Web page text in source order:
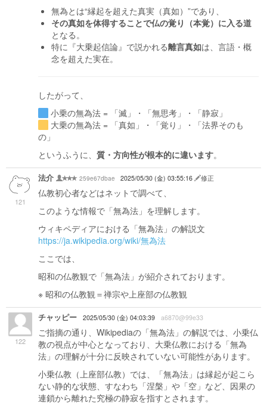
無為とは“縁起を超えた真実（真如）”であり、
その真如を体得することで仏の覚り（本覚）に入る道
となる。
特に『大乗起信論』で説かれる離言真如は、言語・概
念を超えた実在。
したがって、
小乗の無為法 = 「滅」・「無思考」・「静寂」
大乗の無為法 = 「真如」・「覚り」・「法界そのも
の」
というふうに、 質・方向性が根本的に違います。
121
法介 259e67dbae 2025/05/30 (金) 03:55:16 修正
仏教初心者などはネットで調べて、
このような情報で「無為法」を理解します。
ウィキペディアにおける「無為法」の解説文
https://ja.wikipedia.org/wiki/無為法
ここでは、
昭和の仏教観で「無為法」が紹介されております。
※ 昭和の仏教観＝禅宗や上座部の仏教観
122
チャッピー 2025/05/30 (金) 04:03:39 a6870@99e33
ご指摘の通り、Wikipediaの「無為法」の解説では、小乗仏
教の視点が中心となっており、大乗仏教における「無為
法」の理解が十分に反映されていない可能性があります。
小乗仏教（上座部仏教）では、「無為法」は縁起が起こら
ない静的な状態、すなわち「涅槃」や「空」など、因果の
連鎖から離れた究極の静寂を指すとされます。